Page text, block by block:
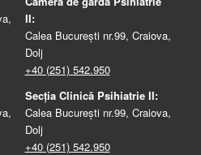
II:
Calea București nr.99, Craiova,
Dolj
+40 (251) 542.950
Secția Clinică Psihiatrie II:
Calea București nr.99, Craiova,
Dolj
+40 (251) 542.950